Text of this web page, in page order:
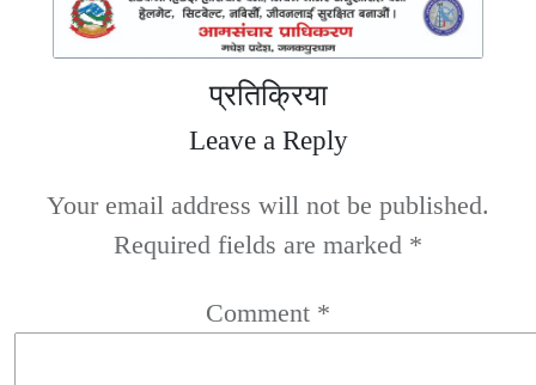
प्रतिक्रिया
Leave a Reply
Your email address will not be published.
Required fields are marked *
Comment *